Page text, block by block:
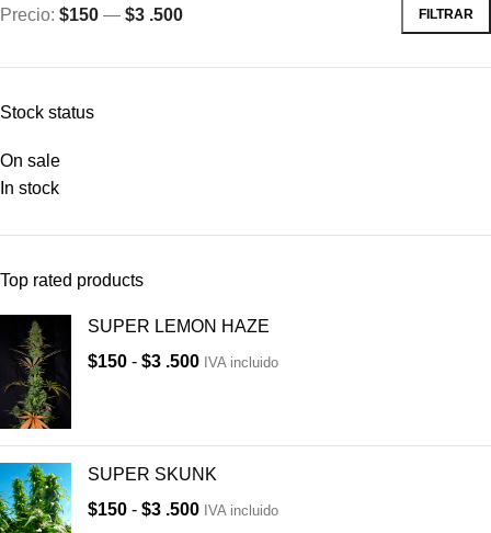
FILTRAR
Precio: $150 — $3 .500
Stock status
On sale
In stock
Top rated products
SUPER LEMON HAZE
$150 - $3 .500 IVA incluido
SUPER SKUNK
$150 - $3 .500 IVA incluido